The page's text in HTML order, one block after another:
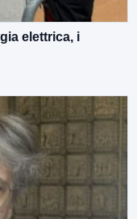
elettrica, i